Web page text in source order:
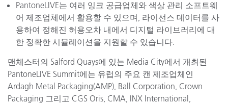
PantoneLIVE는 여러 잉크 공급업체와 색상 관리 소프트웨
어 제조업체에서 활용할 수 있으며, 라이선스 데이터를 사
용하여 정해진 허용오차 내에서 디지털 라이브러리에 대
한 정확한 시뮬레이션을 지원할 수 있습니다.
맨체스터의 Salford Quays에 있는 Media City에서 개최된
PantoneLIVE Summit에는 유럽의 주요 캔 제조업체인
Ardagh Metal Packaging(AMP), Ball Corporation, Crown
Packaging 그리고 CGS Oris, CMA, INX International,